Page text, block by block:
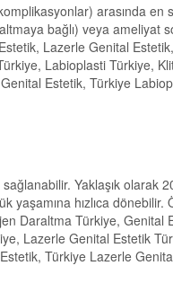
arasında en
bağlı) veya ameliyat
Lazerle Genital
Labioplasti Türkiye,
Estetik, Türkiye
Yaklaşık olarak
yaşamına hızlıca dönebilir.
Daraltma Türkiye, Genital
Lazerle Genital Estetik
Türkiye Lazerle